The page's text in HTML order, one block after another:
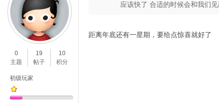
0
主题
19
帖子
10
积分
初级玩家
应该快了 合适的时候会和我们
距离年底还有一星期，要给点惊喜就好了